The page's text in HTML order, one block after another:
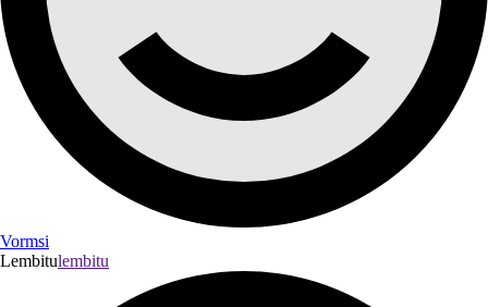
Vormsi
Lembitulembitu